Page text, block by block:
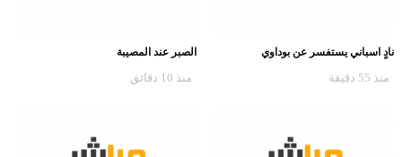
نادٍ اسباني يستفسر عن بوداوي
منذ 55 دقيقة
الصبر عند المصيبة
منذ 10 دقائق